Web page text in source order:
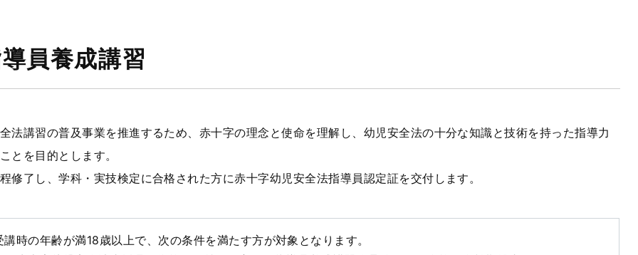
員養成講習
講習の普及事業を推進するため、赤十字の理念と使命を理解し、幼児安全法の十分な知識と技術を持った指導力
とを目的とします。
了し、学科・実技検定に合格された方に赤十字幼児安全法指導員認定証を交付します。
講時の年齢が満18歳以上で、次の条件を満たす方が対象となります。